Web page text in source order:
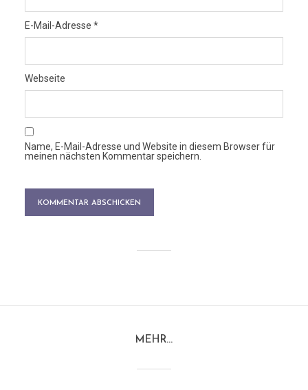
E-Mail-Adresse *
Webseite
Name, E-Mail-Adresse und Website in diesem Browser für
meinen nächsten Kommentar speichern.
MEHR…